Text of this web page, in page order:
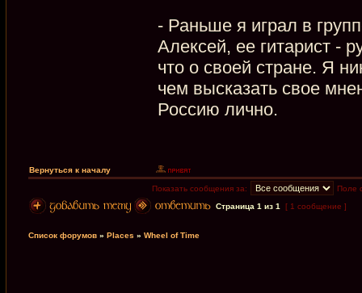
- Раньше я играл в
Алексей, ее гитарист -
что о своей стране. Я
чем высказать свое
Россию лично.
Вернуться к началу
Показать сообщения за:
Поле
Страница 1 из 1 [ 1 сообщение ]
Список форумов » Places » Wheel of Time